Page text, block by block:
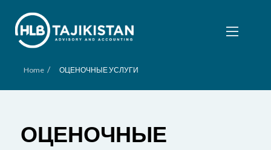
Home / ОЦЕНОЧНЫЕ УСЛУГИ
ОЦЕНОЧНЫЕ